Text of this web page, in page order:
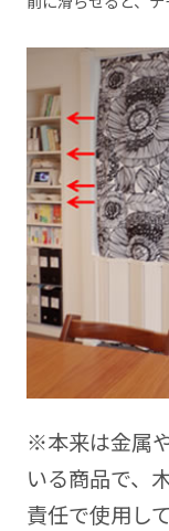
※本来は金属
いる商品で、
責任で使用し